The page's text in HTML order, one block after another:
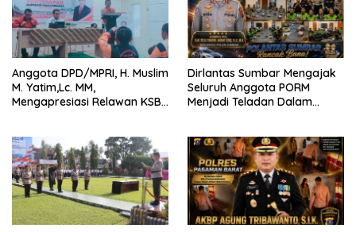
Anggota DPD/MPRI, H. Muslim
M. Yatim,Lc. MM,
Mengapresiasi Relawan KSB
Bencana
Dirlantas Sumbar Mengajak
Seluruh Anggota PORM
Menjadi Teladan Dalam
Perlengkapan Keselamatan
Berkendara